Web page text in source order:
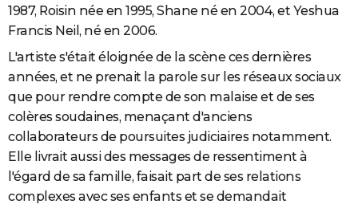
1987, Roisin née en 1995, Shane né en 2004, et Yeshua
Francis Neil, né en 2006.
L'artiste s'était éloignée de la scène ces dernières
années, et ne prenait la parole sur les réseaux sociaux
que pour rendre compte de son malaise et de ses
colères soudaines, menaçant d'anciens
collaborateurs de poursuites judiciaires notamment.
Elle livrait aussi des messages de ressentiment à
l'égard de sa famille, faisait part de ses relations
complexes avec ses enfants et se demandait